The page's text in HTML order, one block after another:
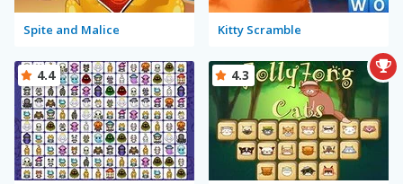
Spite and Malice Kitty Scramble
4.4 4.3